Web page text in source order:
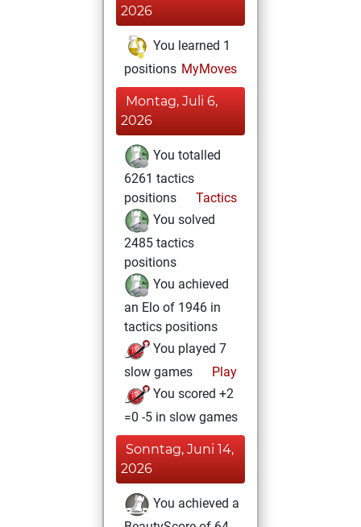
2026
You learned 1
positions MyMoves
Montag, Juli 6,
2026
You totalled
6261 tactics
positions
Tactics
You solved
2485 tactics
positions
You achieved
an Elo of 1946 in
tactics positions
You played 7
slow games
Play
You scored +2
=0 -5 in slow games
Sonntag, Juni 14,
2026
You achieved a